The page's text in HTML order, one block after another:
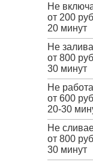
Не
от 200
20 минут
Не
от 800
30 минут
Не
от 600
20-30
Не
от 800
30 минут